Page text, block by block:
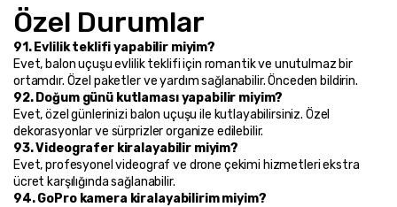
Özel Durumlar
91. Evlilik teklifi yapabilir miyim?
Evet, balon uçuşu evlilik teklifi için romantik ve unutulmaz bir
ortamdır. Özel paketler ve yardım sağlanabilir. Önceden bildirin.
92. Doğum günü kutlaması yapabilir miyim?
Evet, özel günlerinizi balon uçuşu ile kutlayabilirsiniz. Özel
dekorasyonlar ve sürprizler organize edilebilir.
93. Videografer kiralayabilir miyim?
Evet, profesyonel videograf ve drone çekimi hizmetleri ekstra
ücret karşılığında sağlanabilir.
94. GoPro kamera kiralayabilirim miyim?